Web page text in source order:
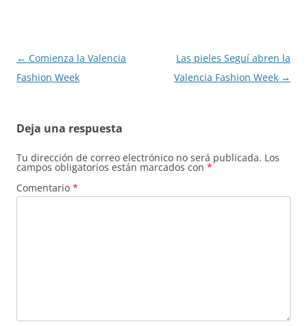
Navegación
de
← Comienza la Valencia
Fashion Week
Las pieles Seguí abren la
Valencia Fashion Week →
Deja una respuesta
Tu dirección de correo electrónico no será publicada. Los
campos obligatorios están marcados con *
Comentario *